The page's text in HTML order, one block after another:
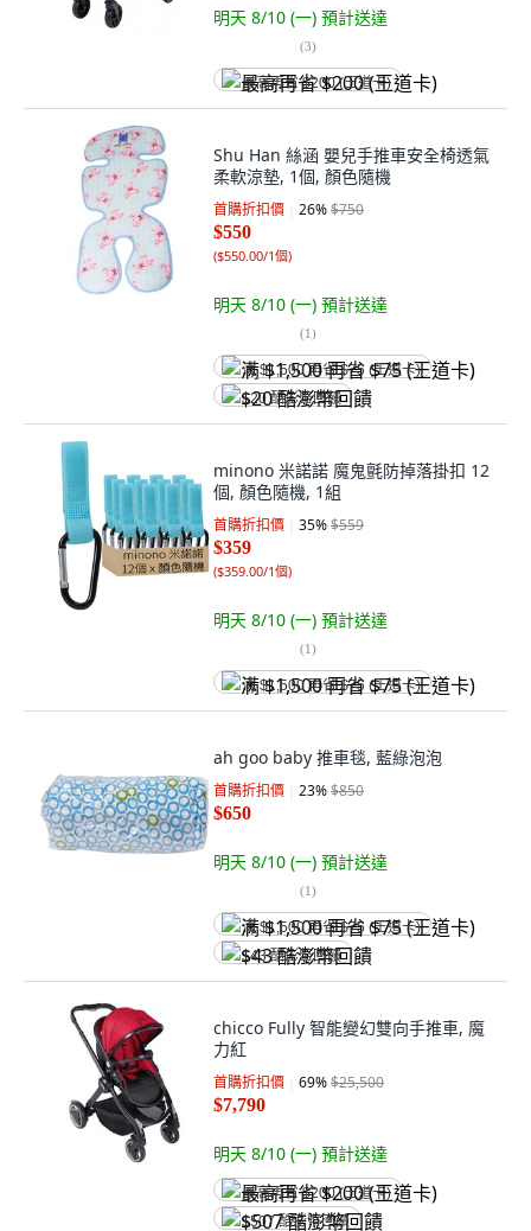
明天 8/10 (一) 預計送達
(3)
最高再省 $200 (王道卡)
Shu Han 絲涵 嬰兒手推車安全椅透氣
柔軟涼墊, 1個, 顏色隨機
首購折扣價 26%$750
$550
($550.00/1個)
明天 8/10 (一) 預計送達
(1)
满 $1,500 再省 $75 (王道卡)
$20 酷澎幣回饋
minono 米諾諾 魔鬼氈防掉落掛扣 12
個, 顏色隨機, 1組
首購折扣價 35%$559
$359
($359.00/1個)
明天 8/10 (一) 預計送達
(1)
满 $1,500 再省 $75 (王道卡)
ah goo baby 推車毯, 藍綠泡泡
首購折扣價 23%$850
$650
明天 8/10 (一) 預計送達
(1)
满 $1,500 再省 $75 (王道卡)
$43 酷澎幣回饋
chicco Fully 智能變幻雙向手推車, 魔
力紅
首購折扣價 69%$25,500
$7,790
明天 8/10 (一) 預計送達
最高再省 $200 (王道卡)
$507 酷澎幣回饋